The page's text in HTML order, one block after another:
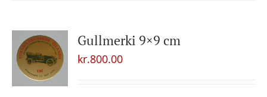
Gullmerki 9×9 cm
kr.800.00